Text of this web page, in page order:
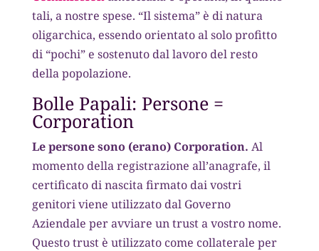
tali, a nostre spese. “Il sistema” è di natura
oligarchica, essendo orientato al solo profitto
di “pochi” e sostenuto dal lavoro del resto
della popolazione.
Bolle Papali: Persone =
Corporation
Le persone sono (erano) Corporation. Al
momento della registrazione all’anagrafe, il
certificato di nascita firmato dai vostri
genitori viene utilizzato dal Governo
Aziendale per avviare un trust a vostro nome.
Questo trust è utilizzato come collaterale per